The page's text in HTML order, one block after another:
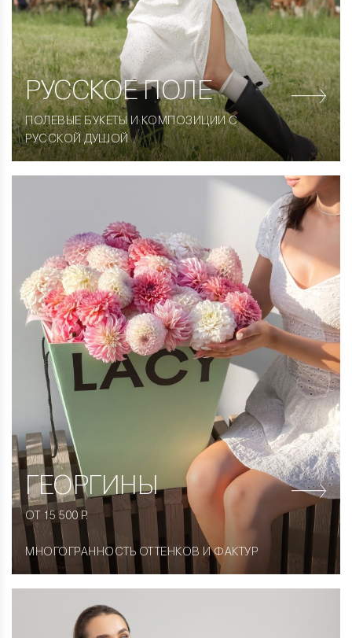
РУССКОЕ ПОЛЕ
ПОЛЕВЫЕ БУКЕТЫ И КОМПОЗИЦИИ С
РУССКОЙ ДУШОЙ
ГЕОРГИНЫ
ОТ 15 500 Р.
МНОГОГРАННОСТЬ ОТТЕНКОВ И ФАКТУР